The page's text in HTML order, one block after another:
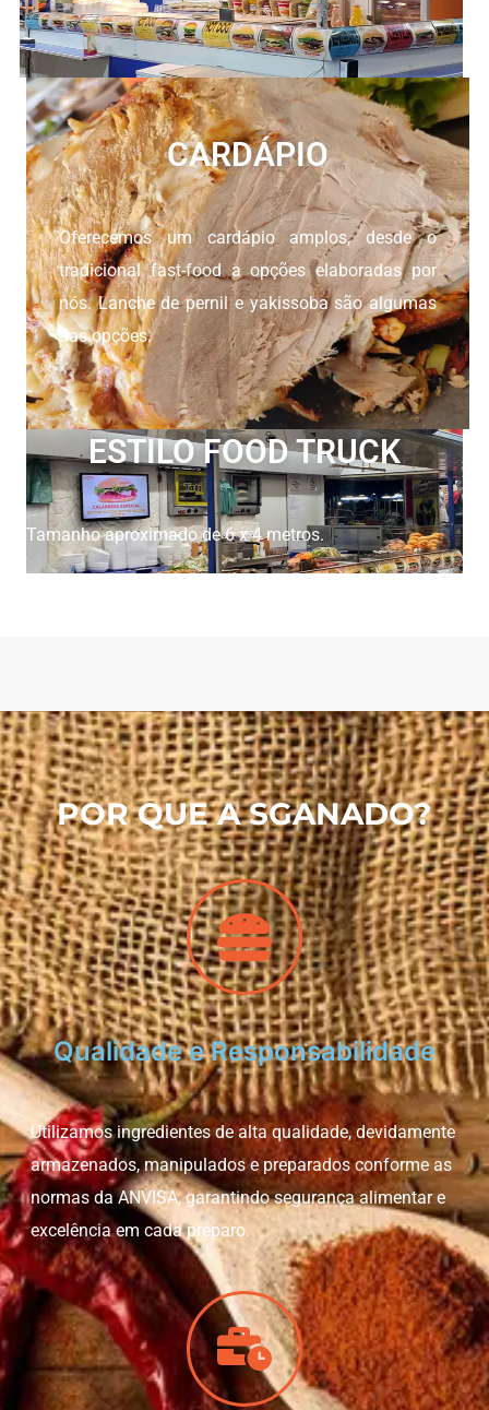
CARDÁPIO
Oferecemos um cardápio amplos, desde o
tradicional fast-food a opções elaboradas por
nós. Lanche de pernil e yakissoba são algumas
das opções.
ESTILO FOOD TRUCK
Tamanho aproximado de 6 x 4 metros.
POR QUE A SGANADO?
Qualidade e Responsabilidade
Utilizamos ingredientes de alta qualidade, devidamente
armazenados, manipulados e preparados conforme as
normas da ANVISA, garantindo segurança alimentar e
excelência em cada preparo.